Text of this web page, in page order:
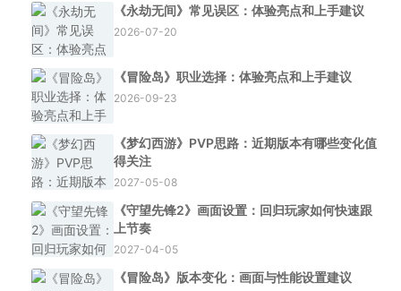
《永劫无间》常见误区：体验亮点和上手建议
2026-07-20
《冒险岛》职业选择：体验亮点和上手建议
2026-09-23
《梦幻西游》PVP思路：近期版本有哪些变化值
得关注
2027-05-08
《守望先锋2》画面设置：回归玩家如何快速跟
上节奏
2027-04-05
《冒险岛》版本变化：画面与性能设置建议